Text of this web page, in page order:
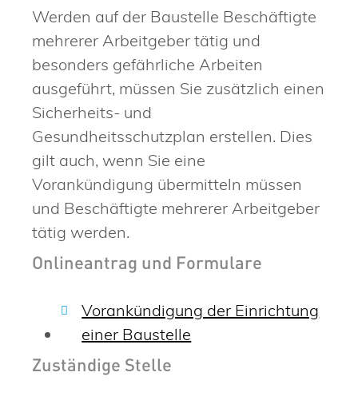
Werden auf der Baustelle Beschäftigte
mehrerer Arbeitgeber tätig und
besonders gefährliche Arbeiten
ausgeführt, müssen Sie zusätzlich einen
Sicherheits- und
Gesundheitsschutzplan erstellen. Dies
gilt auch, wenn Sie eine
Vorankündigung übermitteln müssen
und Beschäftigte mehrerer Arbeitgeber
tätig werden.
Onlineantrag und Formulare
Vorankündigung der Einrichtung
einer Baustelle
Zuständige Stelle